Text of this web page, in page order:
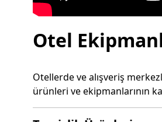
Otel
Otellerde ve alışveriş
ürünleri ve ekipmanlarının